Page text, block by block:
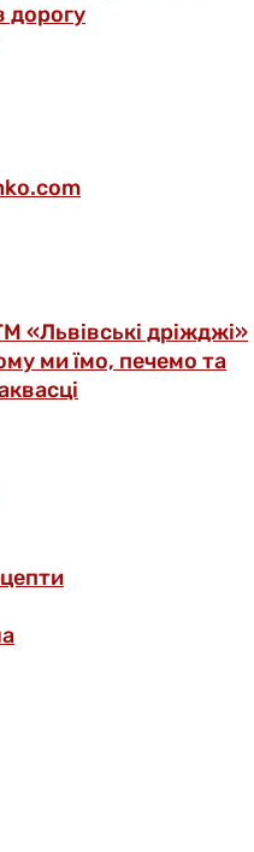
дорогу
«Львівські дріжджі»
ми їмо, печемо та